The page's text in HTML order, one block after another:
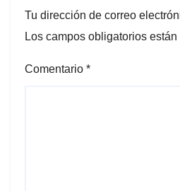
Tu dirección de correo
Los campos obligatorios
Comentario *